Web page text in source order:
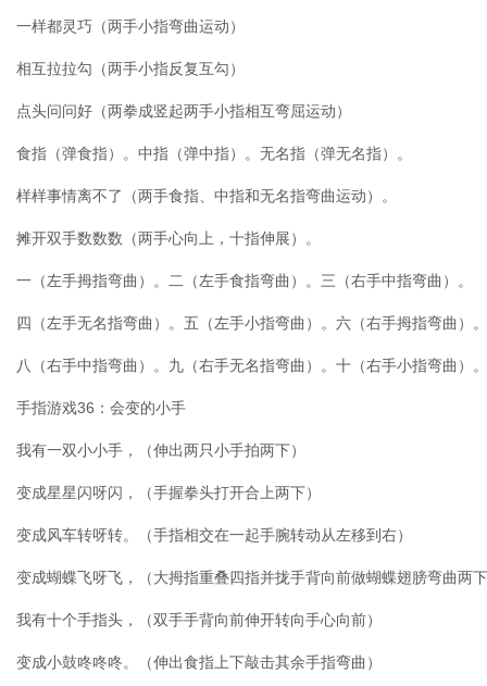
一样都灵巧（两手小指弯曲运动）
相互拉拉勾（两手小指反复互勾）
点头问问好（两拳成竖起两手小指相互弯屈运动）
食指（弹食指）。中指（弹中指）。无名指（弹无名指）。
样样事情离不了（两手食指、中指和无名指弯曲运动）。
摊开双手数数数（两手心向上，十指伸展）。
一（左手拇指弯曲）。二（左手食指弯曲）。三（右手中指弯曲）。
四（左手无名指弯曲）。五（左手小指弯曲）。六（右手拇指弯曲）
八（右手中指弯曲）。九（右手无名指弯曲）。十（右手小指弯曲）
手指游戏36：会变的小手
我有一双小小手，（伸出两只小手拍两下）
变成星星闪呀闪，（手握拳头打开合上两下）
变成风车转呀转。（手指相交在一起手腕转动从左移到右）
变成蝴蝶飞呀飞，（大拇指重叠四指并拢手背向前做蝴蝶翅膀弯曲两
我有十个手指头，（双手手背向前伸开转向手心向前）
变成小鼓咚咚咚。（伸出食指上下敲击其余手指弯曲）